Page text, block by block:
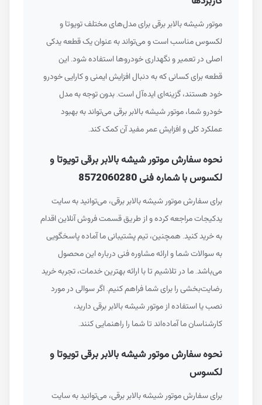
موتور شیشه بالابر برقی برای مدل‌های مختلف تویوتا و
لکسوس مناسب است و می‌تواند به عنوان یک قطعه یدکی
اصلی در تعمیر و نگهداری خودروها استفاده شود. این
قطعه برای کسانی که به دنبال افزایش ایمنی و کارایی خودرو
خود هستند، گزینه‌ای ایده‌آل است. بدون توجه به مدل
خودرو شما، موتور شیشه بالابر برقی می‌تواند به بهبود
عملکرد کلی و افزایش عمر مفید آن کمک کند.
نحوه سفارش موتور شیشه بالابر برقی تویوتا و
لکسوس با شماره فنی 8572060280
برای سفارش موتور شیشه بالابر برقی، می‌توانید به سایت
یدکیجات مراجعه کرده و از طریق قسمت فروش آنلاین اقدام
به خرید کنید. همچنین، تیم پشتیبانی ما آماده پاسخگویی
به سوالات شما و ارائه مشاوره فنی درباره این محصول
می‌باشد. ما در تلاشیم تا با ارائه بهترین خدمات، تجربه خرید
رضایت‌بخشی را برای شما فراهم کنیم. اگر سوالی در مورد
نصب یا استفاده از موتور شیشه بالابر برقی دارید،
کارشناسان ما آماده‌اند تا شما را راهنمایی کنند.
نحوه سفارش موتور شیشه بالابر برقی تویوتا و
لکسوس
برای سفارش موتور شیشه بالابر برقی، می‌توانید به سایت